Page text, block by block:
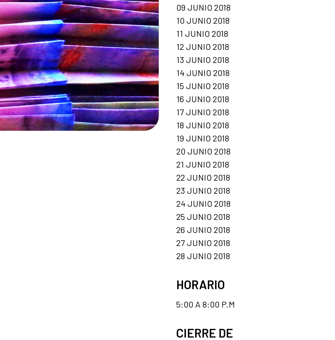
09 JUNIO 2018
10 JUNIO 2018
11 JUNIO 2018
12 JUNIO 2018
13 JUNIO 2018
14 JUNIO 2018
15 JUNIO 2018
16 JUNIO 2018
17 JUNIO 2018
18 JUNIO 2018
19 JUNIO 2018
20 JUNIO 2018
21 JUNIO 2018
22 JUNIO 2018
23 JUNIO 2018
24 JUNIO 2018
25 JUNIO 2018
26 JUNIO 2018
27 JUNIO 2018
28 JUNIO 2018
HORARIO
5:00 A 8:00 P.M
CIERRE DE